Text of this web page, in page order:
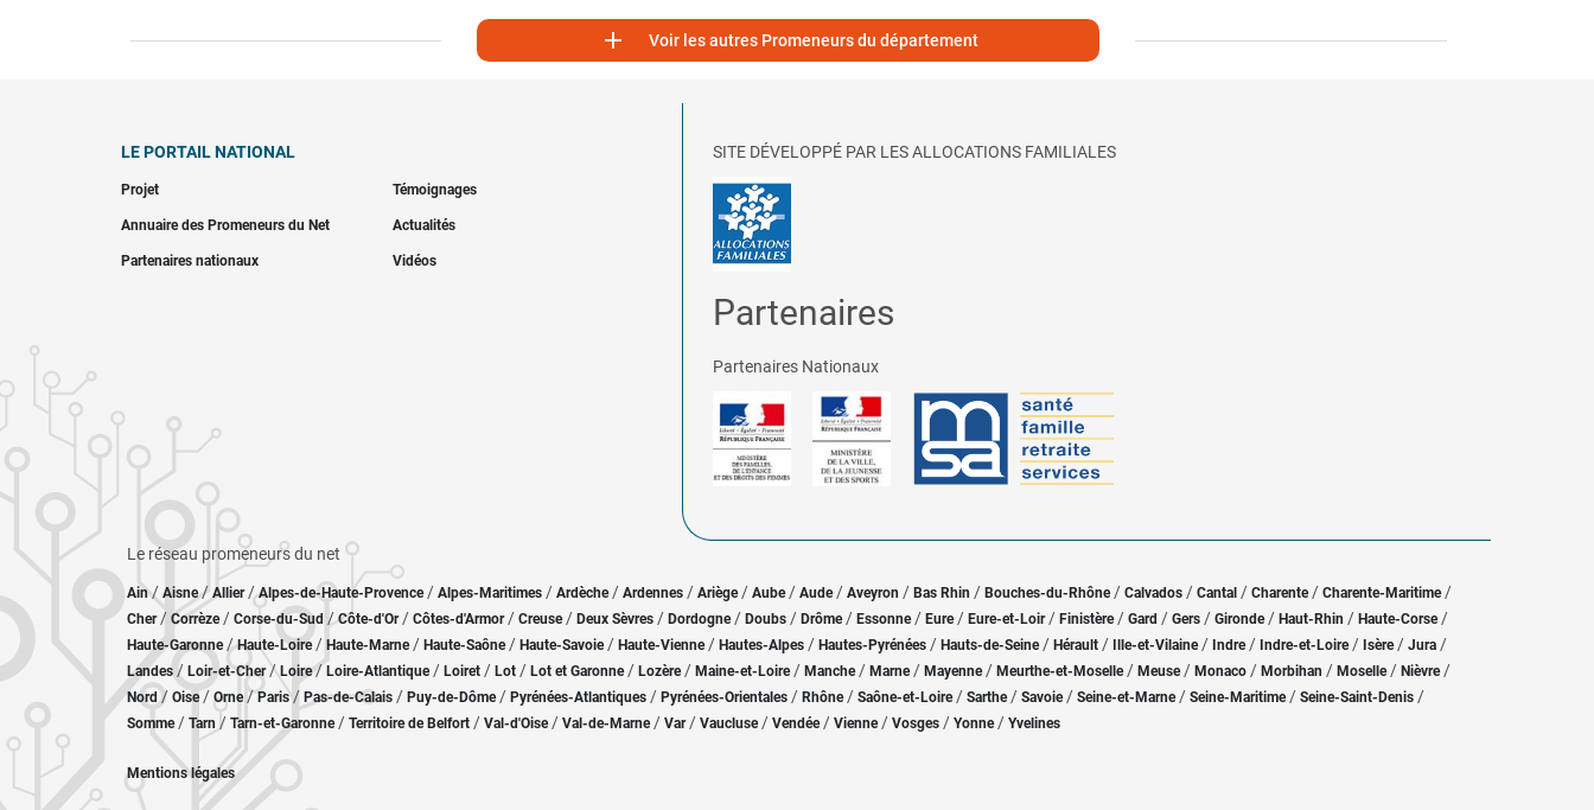
 Voir les autres Promeneurs du département
LE PORTAIL NATIONAL
Projet Témoignages
Annuaire des Promeneurs du Net Actualités
Partenaires nationaux Vidéos
SITE DÉVELOPPÉ PAR LES ALLOCATIONS FAMILIALES
Partenaires
Partenaires Nationaux
Le réseau promeneurs du net
Ain/ Aisne/Allier/ Alpes-de-Haute-Provence / Alpes-Maritimes / Ardèche/ Ardennes / Ariège/ Aube/ Aude / Aveyron / Bas Rhin / Bouches-du-Rhône/ Calvados / Cantal / Charente / Charente-Maritime/
Cher / Corrèze/ Corse-du-Sud /Côte-d'Or / Côtes-d'Armor/ Creuse/ Deux Sèvres / Dordogne/ Doubs / Drôme/ Essonne / Eure/ Eure-et-Loir / Finistère/ Gard / Gers / Gironde/ Haut-Rhin / Haute-Corse/
Haute-Garonne/Haute-Loire/ Haute-Marne/ Haute-Saône/ Haute-Savoie/ Haute-Vienne/ Hautes-Alpes / Hautes-Pyrénées / Hauts-de-Seine/ Hérault / Ille-et-Vilaine/ Indre/ Indre-et-Loire/ Isère/ Jura /
Landes / Loir-et-Cher/ Loire/ Loire-Atlantique/ Loiret / Lot / Lot et Garonne/ Lozère / Maine-et-Loire/ Manche/ Marne/ Mayenne/ Meurthe-et-Moselle/ Meuse/ Monaco / Morbihan / Moselle/ Nièvre /
Nord / Oise / Orne/Paris / Pas-de-Calais / Puy-de-Dôme/ Pyrénées-Atlantiques / Pyrénées-Orientales / Rhône/ Saône-et-Loire/ Sarthe/ Savoie/ Seine-et-Marne/ Seine-Maritime/ Seine-Saint-Denis /
Somme/ Tarn / Tarn-et-Garonne/ Territoire de Belfort / Val-d'Oise/ Val-de-Marne/ Var/ Vaucluse/ Vendée/ Vienne/ Vosges / Yonne/ Yvelines
Mentions légales